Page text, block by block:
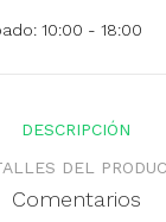
10:00 - 18:00
DESCRIPCIÓN
DEL
Comentarios